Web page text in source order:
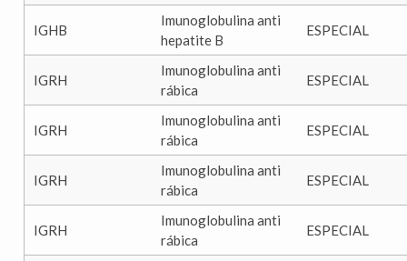
IGHB
Imunoglobulina anti
hepatite B
ESPECIAL
IGRH
Imunoglobulina anti
rábica
ESPECIAL
IGRH
Imunoglobulina anti
rábica
ESPECIAL
IGRH
Imunoglobulina anti
rábica
ESPECIAL
IGRH
Imunoglobulina anti
rábica
ESPECIAL